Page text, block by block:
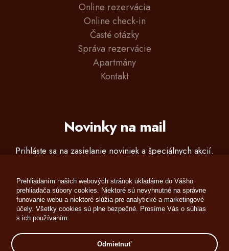
Online rezervácia
Online check-in
Časté otázky
Správa rezervácie
Apartmány
Kontakt
Novinky na mail
Prihláste sa na zasielanie noviniek a špeciálnych akcií.
Prehliadaním našich webových stránok ukladáme do Vášho
prehliadača súbory cookies. Niektoré sú nevyhnutné na správne
funovanie webu a niektoré slúžia pre analytické a marketingové
účely. Všetky cookies sú plne bezpečné. Prosíme Vás o súhlas
s ich používaním.
Odmietnuť